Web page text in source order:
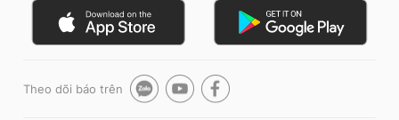
Theo dõi báo trên